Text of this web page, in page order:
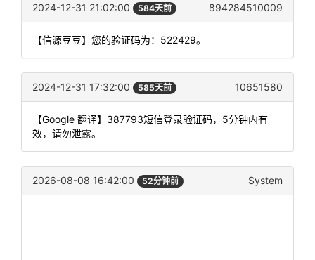
2024-12-31 21:02:00 584天前 894284510009
【信源豆豆】您的验证码为：522429。
2024-12-31 17:32:00 585天前 10651580
【Google 翻译】387793短信登录验证码，5分钟内有
效，请勿泄露。
2026-08-08 16:42:00 52分钟前 System